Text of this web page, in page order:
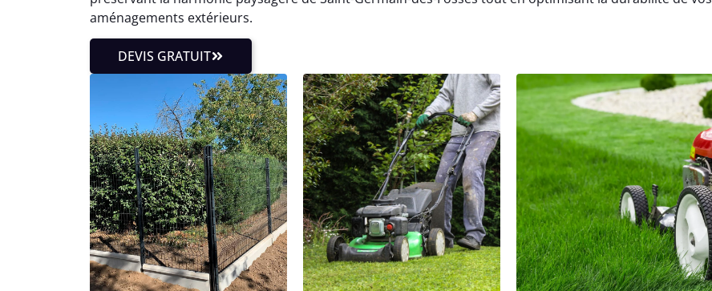
aménagements extérieurs.
DEVIS GRATUIT